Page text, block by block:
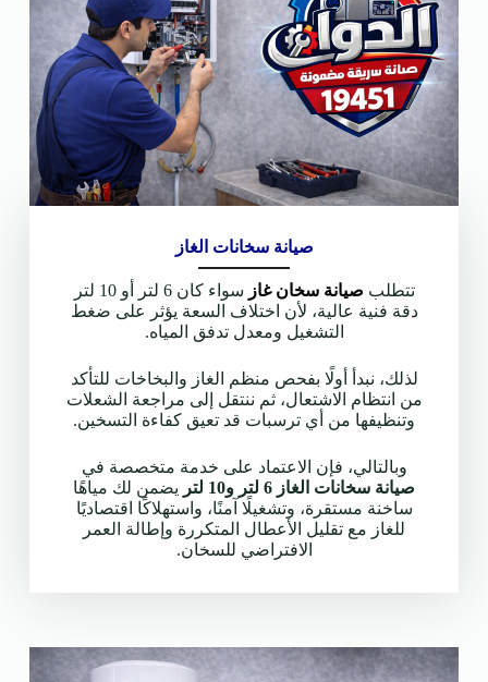
صيانة سخانات الغاز
تتطلب صيانة سخان غاز
سواء كان 6 لتر أو 10 لتر
دقة فنية عالية، لأن اختلاف السعة يؤثر على ضغط
التشغيل ومعدل تدفق المياه.
لذلك، نبدأ أولًا بفحص منظم الغاز والبخاخات للتأكد
من انتظام الاشتعال، ثم ننتقل إلى مراجعة الشعلات
وتنظيفها من أي ترسبات قد تعيق كفاءة التسخين.
وبالتالي، فإن الاعتماد على خدمة متخصصة في
صيانة سخانات الغاز 6 لتر و10 لتر
يضمن لك مياهًا
ساخنة مستقرة، وتشغيلًا آمنًا، واستهلاكًا اقتصاديًا
للغاز مع تقليل الأعطال المتكررة وإطالة العمر
الافتراضي للسخان.